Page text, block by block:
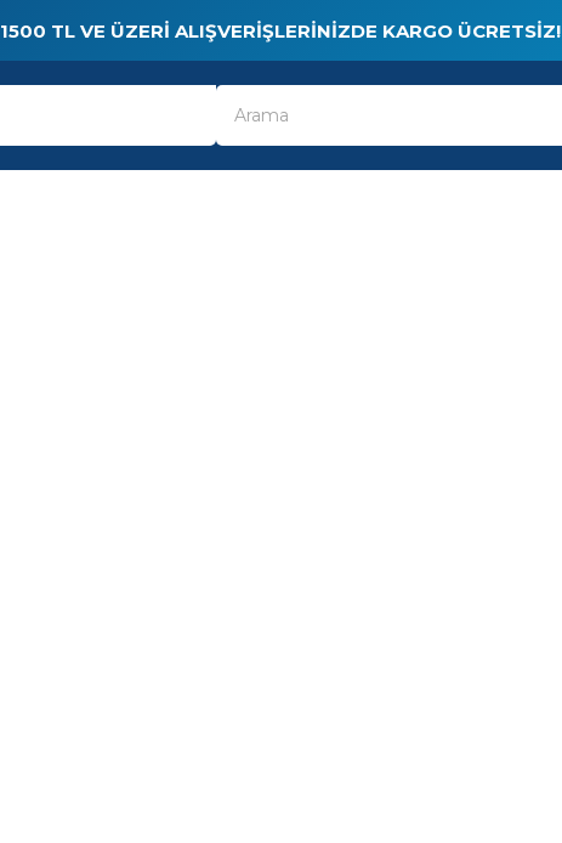
1500 TL VE ÜZERI ALIŞVERIŞLERINIZDE KARGO ÜCRETSIZ!